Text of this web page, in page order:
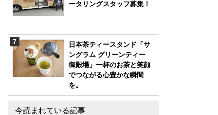
ータリングスタッフ募集！
日本茶ティースタンド「サ
ングラム グリーンティー
御殿場」一杯のお茶と笑顔
でつながる心豊かな瞬間
を。
今読まれている記事